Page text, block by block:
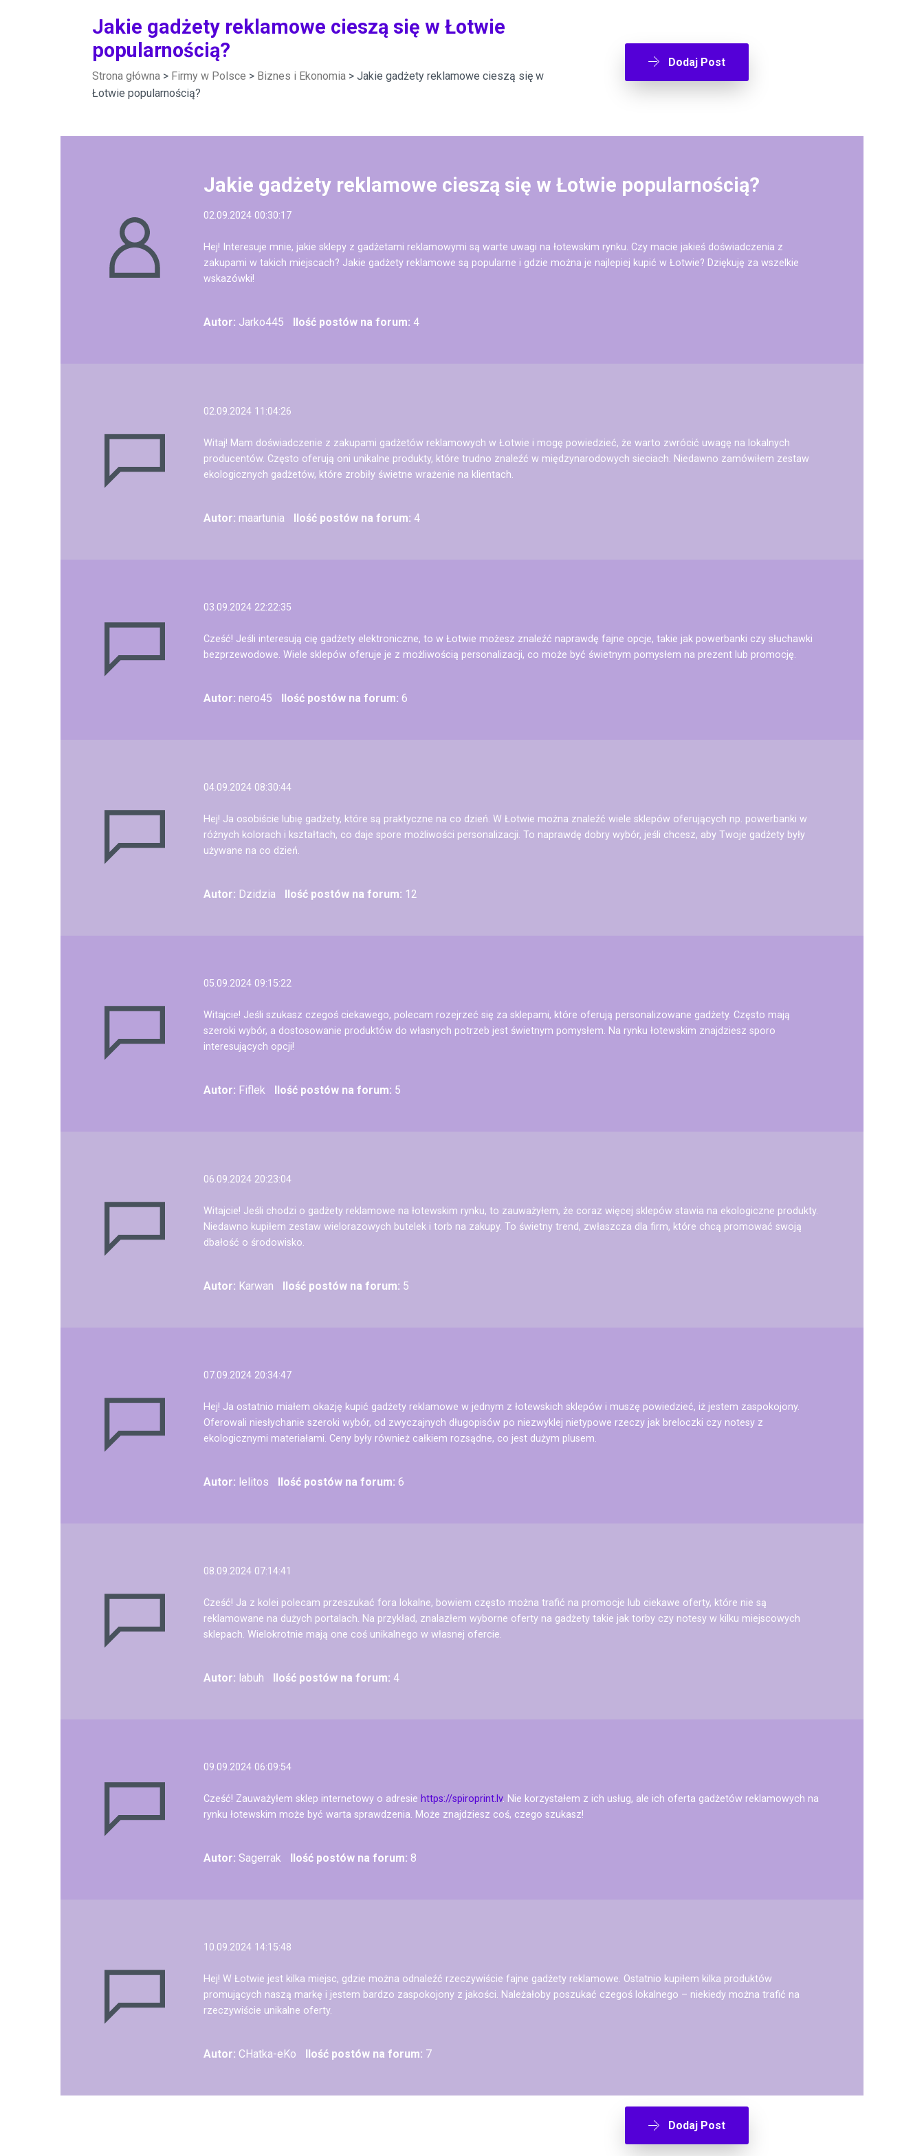
Jakie gadżety reklamowe cieszą się w Łotwie
popularnością?
Strona główna > Firmy w Polsce > Biznes i Ekonomia > Jakie gadżety reklamowe cieszą się w
Łotwie popularnością?
Dodaj Post
Jakie gadżety reklamowe cieszą się w Łotwie popularnością?
02.09.2024 00:30:17
Hej! Interesuje mnie, jakie sklepy z gadżetami reklamowymi są warte uwagi na łotewskim rynku. Czy macie jakieś doświadczenia z
zakupami w takich miejscach? Jakie gadżety reklamowe są popularne i gdzie można je najlepiej kupić w Łotwie? Dziękuję za wszelkie
wskazówki!
Autor: Jarko445 Ilość postów na forum: 4
02.09.2024 11:04:26
Witaj! Mam doświadczenie z zakupami gadżetów reklamowych w Łotwie i mogę powiedzieć, że warto zwrócić uwagę na lokalnych
producentów. Często oferują oni unikalne produkty, które trudno znaleźć w międzynarodowych sieciach. Niedawno zamówiłem zestaw
ekologicznych gadżetów, które zrobiły świetne wrażenie na klientach.
Autor: maartunia Ilość postów na forum: 4
03.09.2024 22:22:35
Cześć! Jeśli interesują cię gadżety elektroniczne, to w Łotwie możesz znaleźć naprawdę fajne opcje, takie jak powerbanki czy słuchawki
bezprzewodowe. Wiele sklepów oferuje je z możliwością personalizacji, co może być świetnym pomysłem na prezent lub promocję.
Autor: nero45 Ilość postów na forum: 6
04.09.2024 08:30:44
Hej! Ja osobiście lubię gadżety, które są praktyczne na co dzień. W Łotwie można znaleźć wiele sklepów oferujących np. powerbanki w
różnych kolorach i kształtach, co daje spore możliwości personalizacji. To naprawdę dobry wybór, jeśli chcesz, aby Twoje gadżety były
używane na co dzień.
Autor: Dzidzia Ilość postów na forum: 12
05.09.2024 09:15:22
Witajcie! Jeśli szukasz czegoś ciekawego, polecam rozejrzeć się za sklepami, które oferują personalizowane gadżety. Często mają
szeroki wybór, a dostosowanie produktów do własnych potrzeb jest świetnym pomysłem. Na rynku łotewskim znajdziesz sporo
interesujących opcji!
Autor: Fiflek Ilość postów na forum: 5
06.09.2024 20:23:04
Witajcie! Jeśli chodzi o gadżety reklamowe na łotewskim rynku, to zauważyłem, że coraz więcej sklepów stawia na ekologiczne produkty.
Niedawno kupiłem zestaw wielorazowych butelek i torb na zakupy. To świetny trend, zwłaszcza dla firm, które chcą promować swoją
dbałość o środowisko.
Autor: Karwan Ilość postów na forum: 5
07.09.2024 20:34:47
Hej! Ja ostatnio miałem okazję kupić gadżety reklamowe w jednym z łotewskich sklepów i muszę powiedzieć, iż jestem zaspokojony.
Oferowali niesłychanie szeroki wybór, od zwyczajnych długopisów po niezwyklej nietypowe rzeczy jak breloczki czy notesy z
ekologicznymi materiałami. Ceny były również całkiem rozsądne, co jest dużym plusem.
Autor: lelitos Ilość postów na forum: 6
08.09.2024 07:14:41
Cześć! Ja z kolei polecam przeszukać fora lokalne, bowiem często można trafić na promocje lub ciekawe oferty, które nie są
reklamowane na dużych portalach. Na przykład, znalazłem wyborne oferty na gadżety takie jak torby czy notesy w kilku miejscowych
sklepach. Wielokrotnie mają one coś unikalnego w własnej ofercie.
Autor: labuh Ilość postów na forum: 4
09.09.2024 06:09:54
Cześć! Zauważyłem sklep internetowy o adresie https://spiroprint.lv. Nie korzystałem z ich usług, ale ich oferta gadżetów reklamowych na
rynku łotewskim może być warta sprawdzenia. Może znajdziesz coś, czego szukasz!
Autor: Sagerrak Ilość postów na forum: 8
10.09.2024 14:15:48
Hej! W Łotwie jest kilka miejsc, gdzie można odnaleźć rzeczywiście fajne gadżety reklamowe. Ostatnio kupiłem kilka produktów
promujących naszą markę i jestem bardzo zaspokojony z jakości. Należałoby poszukać czegoś lokalnego – niekiedy można trafić na
rzeczywiście unikalne oferty.
Autor: CHatka-eKo Ilość postów na forum: 7
Dodaj Post